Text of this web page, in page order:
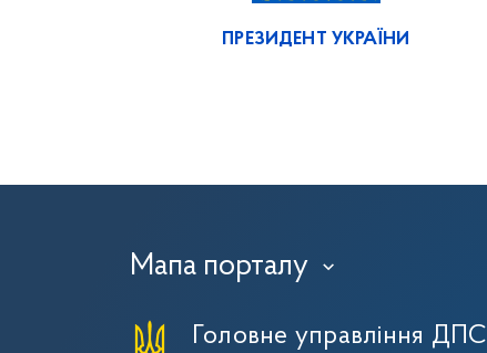
ПРЕЗИДЕНТ УКРАЇНИ
Мапа порталу ›
Головне управління ДПС